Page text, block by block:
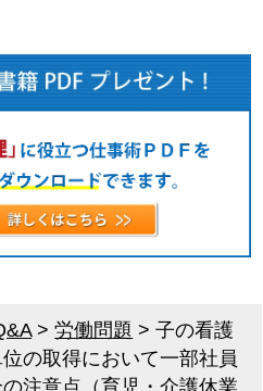
>労働問題 >子の看護
の取得において一部社員
注意点（育児・介護休業